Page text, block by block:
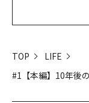
TOP
LIFE
#1【本編】10年後